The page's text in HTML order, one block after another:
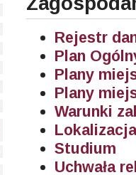
Rejestr
Plan
Plany
Plany
Warunki
Studium
Uchwała